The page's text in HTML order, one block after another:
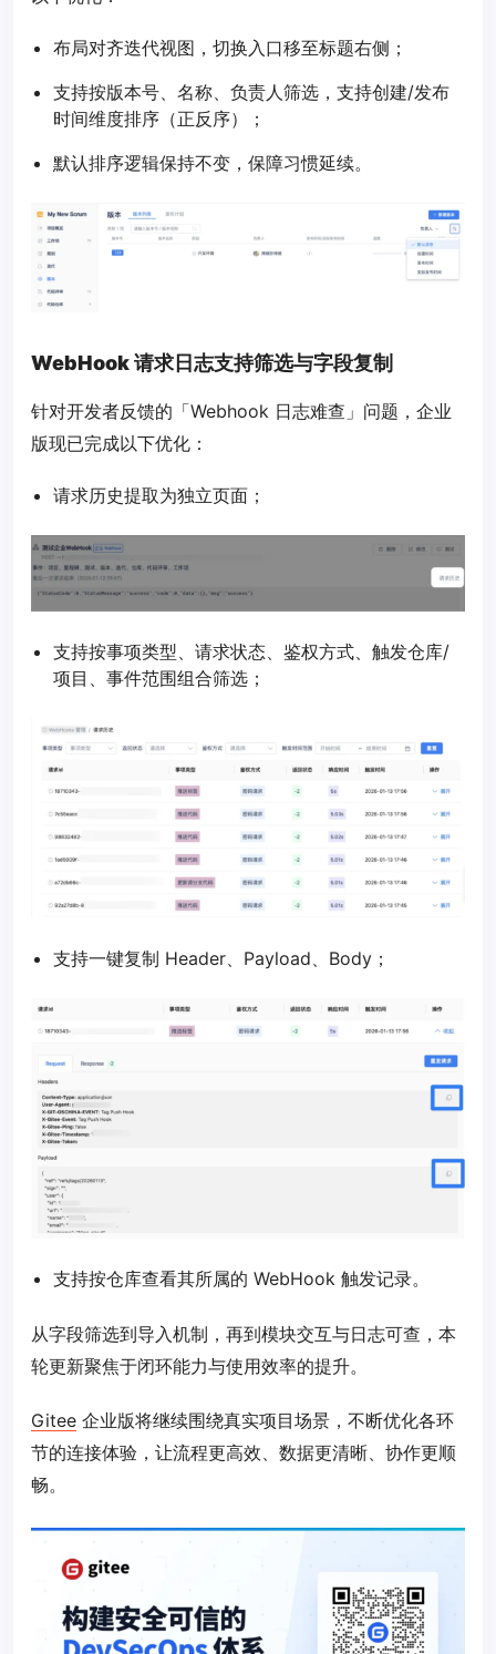
布局对齐迭代视图，切换入口移至标题右侧；
支持按版本号、名称、负责人筛选，支持创建/发布
时间维度排序（正反序）；
默认排序逻辑保持不变，保障习惯延续。
WebHook 请求日志支持筛选与字段复制
针对开发者反馈的「Webhook 日志难查」问题，企业
版现已完成以下优化：
请求历史提取为独立页面；
支持按事项类型、请求状态、鉴权方式、触发仓库/
项目、事件范围组合筛选；
支持一键复制 Header、Payload、Body；
支持按仓库查看其所属的 WebHook 触发记录。
从字段筛选到导入机制，再到模块交互与日志可查，本
轮更新聚焦于闭环能力与使用效率的提升。
Gitee 企业版将继续围绕真实项目场景，不断优化各环
节的连接体验，让流程更高效、数据更清晰、协作更顺
畅。